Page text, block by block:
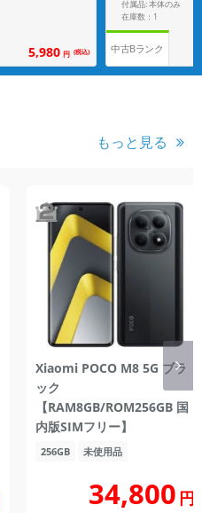
5,980 円 (税込)
付属品: 本体のみ
在庫数：1
中古Bランク
もっと見る
Xiaomi POCO M8 5G ブラ
ック
【RAM8GB/ROM256GB 国
内版SIMフリー】
256GB 未使用品
34,800円